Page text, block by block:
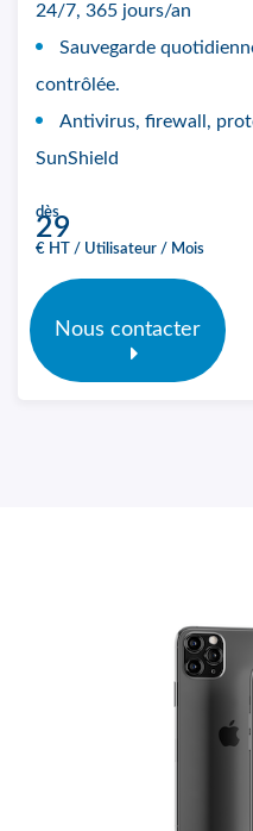
24/7, 365 jours/an
Sauvegarde
contrôlée.
Antivirus, firewall,
SunShield
dès
29
€ HT / Utilisateur / Mois
Nous contacter